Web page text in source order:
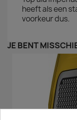
heeft als een
voorkeur dus.
JE BENT